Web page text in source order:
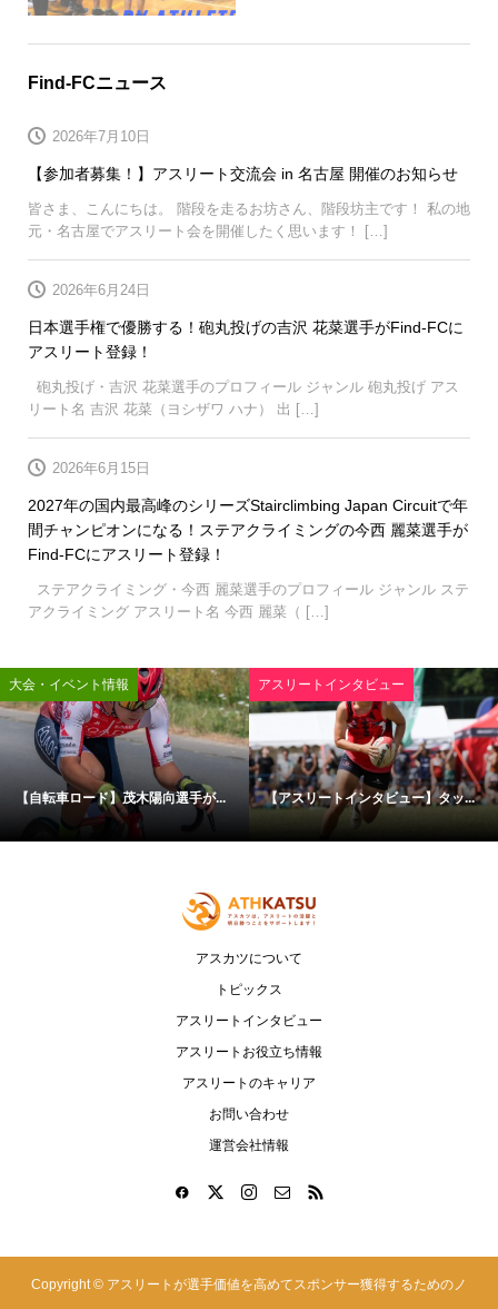
Find-FCニュース
【参加者募集！】アスリート交流会 in 名古屋 開催のお知らせ
2026年7月10日
皆さま、こんにちは。 階段を走るお坊さん、階段坊主です！ 私の地
元・名古屋でアスリート会を開催したく思います！ […]
日本選手権で優勝する！砲丸投げの吉沢 花菜選手がFind-FCに
アスリート登録！
2026年6月24日
砲丸投げ・吉沢 花菜選手のプロフィール ジャンル 砲丸投げ アス
リート名 吉沢 花菜（ヨシザワ ハナ） 出 […]
2027年の国内最高峰のシリーズStairclimbing Japan Circuitで年
間チャンピオンになる！ステアクライミングの今西 麗菜選手が
Find-FCにアスリート登録！
2026年6月15日
ステアクライミング・今西 麗菜選手のプロフィール ジャンル ステ
アクライミング アスリート名 今西 麗菜（ […]
大会・イベント情報
【自転車ロード】茂木陽向選手が...
アスリートインタビュー
【アスリートインタビュー】タッ...
アスカツについて
トピックス
アスリートインタビュー
アスリートお役立ち情報
アスリートのキャリア
お問い合わせ
運営会社情報
Copyright © アスリートが選手価値を高めてスポンサー獲得するためのノ